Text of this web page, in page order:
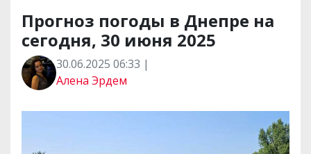
Прогноз погоды в Днепре на
сегодня, 30 июня 2025
30.06.2025 06:33 |
Алена Эрдем